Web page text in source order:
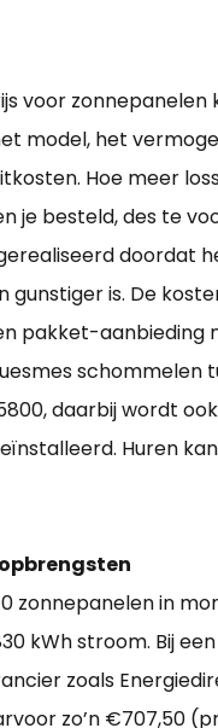
voor zonnepanelen
model, het
Hoe meer
je besteld, des te
doordat
gunstiger is. De
pakket-aanbieding
schommelen
daarbij wordt
Huren
zonnepanelen in
kWh stroom. Bij een
zoals
zo’n €707,50